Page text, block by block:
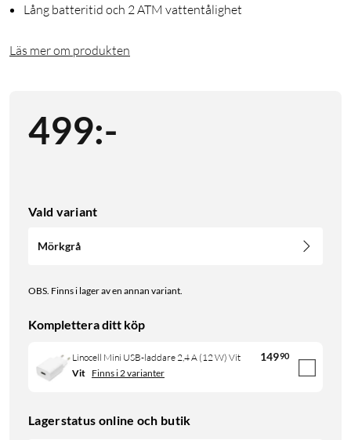
Lång batteritid och 2 ATM vattentålighet
Läs mer om produkten
499:-
Vald variant
Mörkgrå
OBS. Finns i lager av en annan variant.
Komplettera ditt köp
Linocell Mini USB-laddare 2,4 A (12 W) Vit 14990
Vit Finns i 2 varianter
Lagerstatus online och butik